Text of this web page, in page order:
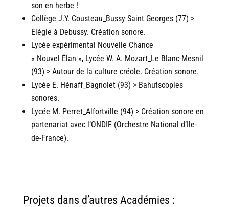
son en herbe !
Collège J.Y. Cousteau_Bussy Saint Georges (77) >
Elégie à Debussy. Création sonore.
Lycée expérimental Nouvelle Chance
« Nouvel Élan », Lycée W. A. Mozart_Le Blanc-Mesnil
(93) > Autour de la culture créole. Création sonore.
Lycée E. Hénaff_Bagnolet (93) > Bahutscopies
sonores.
Lycée M. Perret_Alfortville (94) > Création sonore en
partenariat avec l’ONDIF (Orchestre National d’Ile-
de-France).
Projets dans d’autres Académies :